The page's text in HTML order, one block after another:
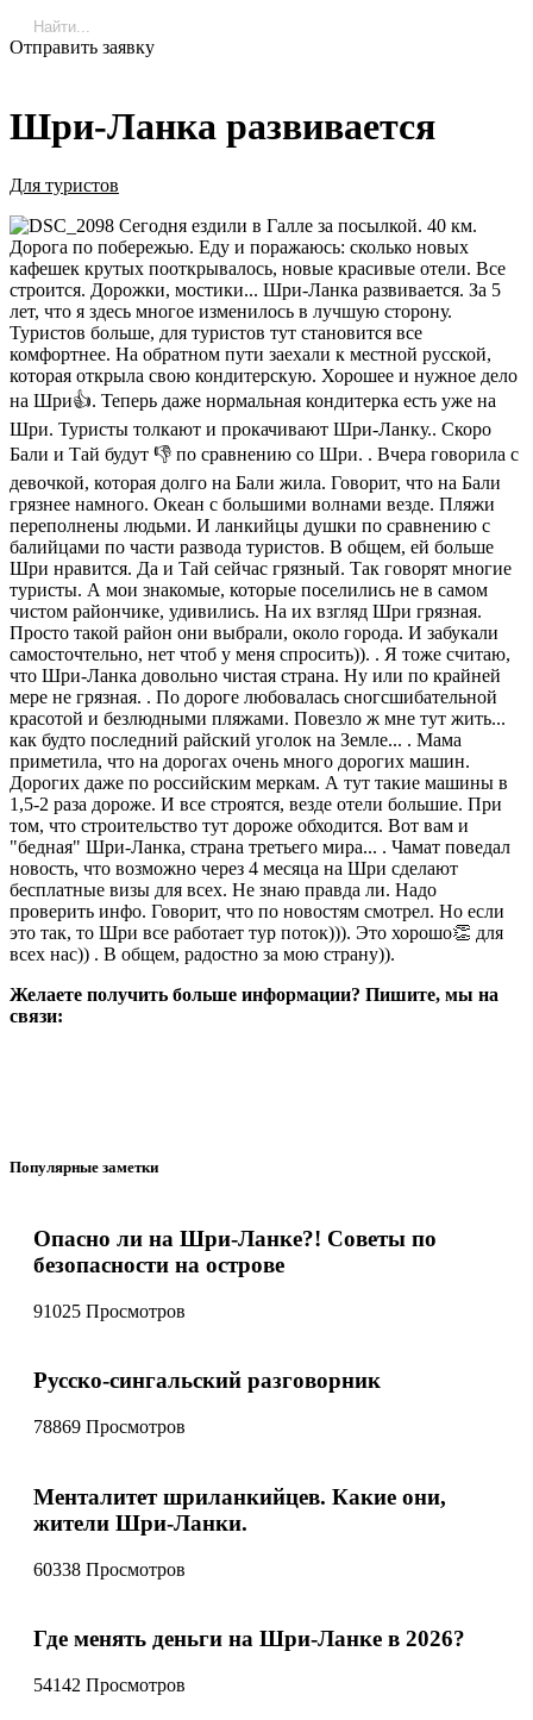
Отправить заявку
Шри-Ланка развивается
Для туристов
Сегодня ездили в Галле за посылкой. 40 км.
Дорога по побережью. Еду и поражаюсь: сколько новых
кафешек крутых пооткрывалось, новые красивые отели. Все
строится. Дорожки, мостики... Шри-Ланка развивается. За 5
лет, что я здесь многое изменилось в лучшую сторону.
Туристов больше, для туристов тут становится все
комфортнее. На обратном пути заехали к местной русской,
которая открыла свою кондитерскую. Хорошее и нужное дело
на Шри👍. Теперь даже нормальная кондитерка есть уже на
Шри. Туристы толкают и прокачивают Шри-Ланку.. Скоро
Бали и Тай будут 👎 по сравнению со Шри. . Вчера говорила с
девочкой, которая долго на Бали жила. Говорит, что на Бали
грязнее намного. Океан с большими волнами везде. Пляжи
переполнены людьми. И ланкийцы душки по сравнению с
балийцами по части развода туристов. В общем, ей больше
Шри нравится. Да и Тай сейчас грязный. Так говорят многие
туристы. А мои знакомые, которые поселились не в самом
чистом райончике, удивились. На их взгляд Шри грязная.
Просто такой район они выбрали, около города. И забукали
самосточтельно, нет чтоб у меня спросить)). . Я тоже считаю,
что Шри-Ланка довольно чистая страна. Ну или по крайней
мере не грязная. . По дороге любовалась сногсшибательной
красотой и безлюдными пляжами. Повезло ж мне тут жить...
как будто последний райский уголок на Земле... . Мама
приметила, что на дорогах очень много дорогих машин.
Дорогих даже по российским меркам. А тут такие машины в
1,5-2 раза дороже. И все строятся, везде отели большие. При
том, что строительство тут дороже обходится. Вот вам и
"бедная" Шри-Ланка, страна третьего мира... . Чамат поведал
новость, что возможно через 4 месяца на Шри сделают
бесплатные визы для всех. Не знаю правда ли. Надо
проверить инфо. Говорит, что по новостям смотрел. Но если
это так, то Шри все работает тур поток))). Это хорошо👏 для
всех нас)) . В общем, радостно за мою страну)).
Желаете получить больше информации? Пишите, мы на
связи:
Популярные заметки
Опасно ли на Шри-Ланке?! Советы по
безопасности на острове
91025 Просмотров
Русско-сингальский разговорник
78869 Просмотров
Менталитет шриланкийцев. Какие они,
жители Шри-Ланки.
60338 Просмотров
Где менять деньги на Шри-Ланке в 2026?
54142 Просмотров